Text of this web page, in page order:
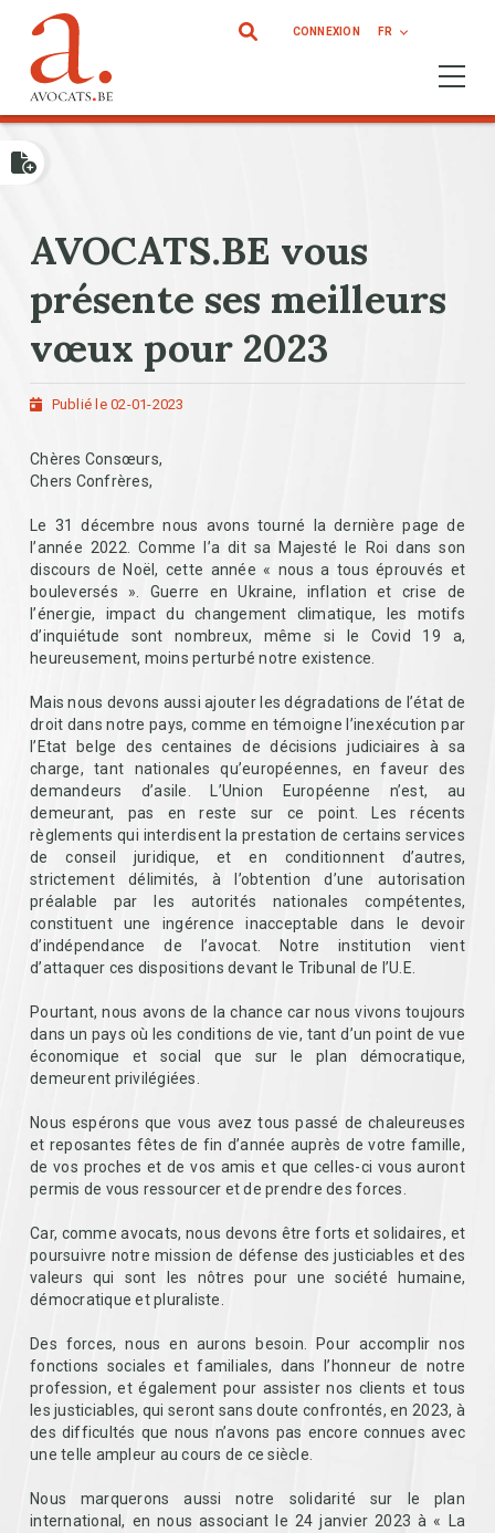
Aller au contenu principal
Ouvrir
CONNEXION FR
AVOCATS.BE vous
présente ses meilleurs
vœux pour 2023
Publié le 02-01-2023
Chères Consœurs,
Chers Confrères,
Le 31 décembre nous avons tourné la dernière page de
l’année 2022. Comme l’a dit sa Majesté le Roi dans son
discours de Noël, cette année « nous a tous éprouvés et
bouleversés ». Guerre en Ukraine, inflation et crise de
l’énergie, impact du changement climatique, les motifs
d’inquiétude sont nombreux, même si le Covid 19 a,
heureusement, moins perturbé notre existence.
Mais nous devons aussi ajouter les dégradations de l’état de
droit dans notre pays, comme en témoigne l’inexécution par
l’Etat belge des centaines de décisions judiciaires à sa
charge, tant nationales qu’européennes, en faveur des
demandeurs d’asile. L’Union Européenne n’est, au
demeurant, pas en reste sur ce point. Les récents
règlements qui interdisent la prestation de certains services
de conseil juridique, et en conditionnent d’autres,
strictement délimités, à l’obtention d’une autorisation
préalable par les autorités nationales compétentes,
constituent une ingérence inacceptable dans le devoir
d’indépendance de l’avocat. Notre institution vient
d’attaquer ces dispositions devant le Tribunal de l’U.E.
Pourtant, nous avons de la chance car nous vivons toujours
dans un pays où les conditions de vie, tant d’un point de vue
économique et social que sur le plan démocratique,
demeurent privilégiées.
Nous espérons que vous avez tous passé de chaleureuses
et reposantes fêtes de fin d’année auprès de votre famille,
de vos proches et de vos amis et que celles-ci vous auront
permis de vous ressourcer et de prendre des forces.
Car, comme avocats, nous devons être forts et solidaires, et
poursuivre notre mission de défense des justiciables et des
valeurs qui sont les nôtres pour une société humaine,
démocratique et pluraliste.
Des forces, nous en aurons besoin. Pour accomplir nos
fonctions sociales et familiales, dans l’honneur de notre
profession, et également pour assister nos clients et tous
les justiciables, qui seront sans doute confrontés, en 2023, à
des difficultés que nous n’avons pas encore connues avec
une telle ampleur au cours de ce siècle.
Nous marquerons aussi notre solidarité sur le plan
international, en nous associant le 24 janvier 2023 à « La